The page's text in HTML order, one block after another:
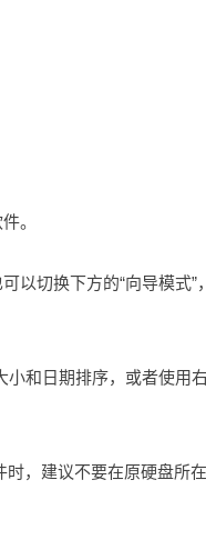
。
以切换下方的“向导模式”
小和日期排序，或者使用
，建议不要在原硬盘所